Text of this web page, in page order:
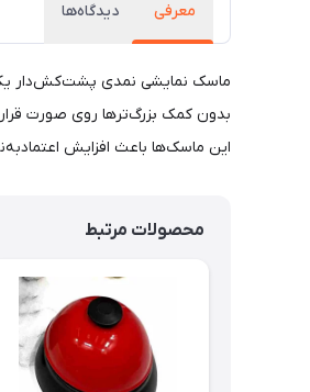
معرفی دیدگاه‌ها
ماسک نمایشی نمدی پشت‌کش‌دار
بدون کمک بزرگ‌ترها روی صورت
این ماسک‌ها باعث افزایش
محصولات مرتبط